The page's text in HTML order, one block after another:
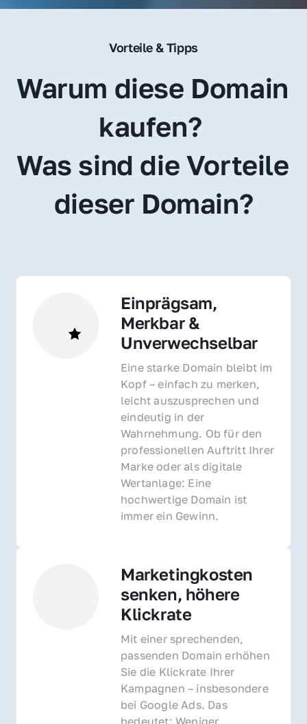
Vorteile & Tipps
Warum diese Domain
kaufen?
Was sind die Vorteile
dieser Domain?
Einprägsam,
Merkbar &
Unverwechselbar
Eine starke Domain bleibt im
Kopf – einfach zu merken,
leicht auszusprechen und
eindeutig in der
Wahrnehmung. Ob für den
professionellen Auftritt Ihrer
Marke oder als digitale
Wertanlage: Eine
hochwertige Domain ist
immer ein Gewinn.
Marketingkosten
senken, höhere
Klickrate
Mit einer sprechenden,
passenden Domain erhöhen
Sie die Klickrate Ihrer
Kampagnen – insbesondere
bei Google Ads. Das
bedeutet: Weniger